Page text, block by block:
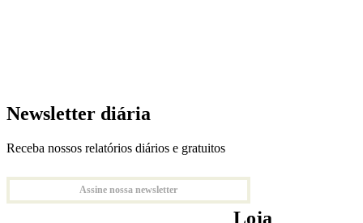
Newsletter diária
Receba nossos relatórios diários e gratuitos
Assine nossa newsletter
Loja